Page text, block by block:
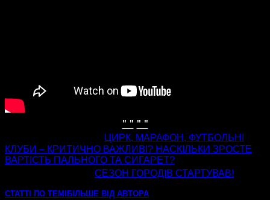
" " " "
ЦИРК, МАРАФОН, ФУТБОЛЬНІ
КЛУБИ – КРИТИЧНО ВАЖЛИВІ? НАСКІЛЬКИ ЗРОСТЕ
ВАРТІСТЬ ПАЛЬНОГО ТА СИГАРЕТ?
СЕЗОН ГОРОДІВ СТАРТУВАВ!
СТАТТІ ПО ТЕМІ БІЛЬШЕ ВІД АВТОРА